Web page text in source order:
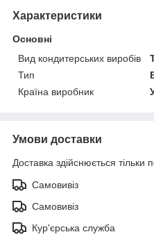
Характеристики
Основні
Вид кондитерських виробів
Тип
Країна виробник
Умови доставки
Доставка здійснюється тільки
Самовивіз
Самовивіз
Кур'єрська служба